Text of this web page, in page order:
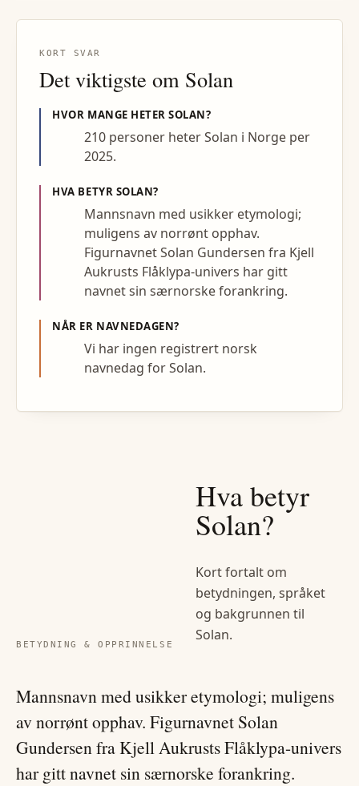
KORT SVAR
Det viktigste om Solan
HVOR MANGE HETERSOLAN?
210 personer heter Solan i Norge per
2025.
HVA BETYR SOLAN?
Mannsnavn med usikker etymologi;
muligens av norrønt opphav.
Figurnavnet Solan Gundersen fra Kjell
Aukrusts Flåklypa-univers har gitt
navnet sin særnorske forankring.
NÅR ER NAVNEDAGEN?
Vi har ingen registrert norsk
navnedag for Solan.
BETYDNING & OPPRINNELSE
Hva betyr
Solan?
Kort fortalt om
betydningen, språket
og bakgrunnen til
Solan.
Mannsnavn med usikker etymologi; muligens
av norrønt opphav. Figurnavnet Solan
Gundersen fra Kjell Aukrusts Flåklypa-univers
har gitt navnet sin særnorske forankring.